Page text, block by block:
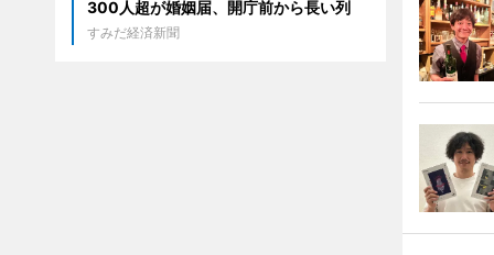
300人超が婚姻届、開庁前から長い列
すみだ経済新聞